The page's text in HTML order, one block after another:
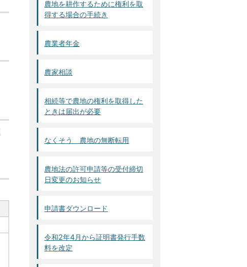
農地を耕作するために権利を取
得する場合の手続き
農業者年金
農家相談
相続等で農地の権利を取得した
ときは届出が必要
なくそう 農地の無断転用
農地法の許可申請等の受付締切
日変更のお知らせ
申請書ダウンロード
令和2年4月から証明書発行手数
料を改定